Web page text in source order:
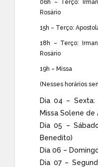
06h – Terço:
Rosário
15h – Terço:
18h – Terço:
Rosário
19h – Missa
(Nesses horários
Dia 04 –
Missa Solene de
Dia 05 –
Benedito)
Dia 06 –
Dia 07 –